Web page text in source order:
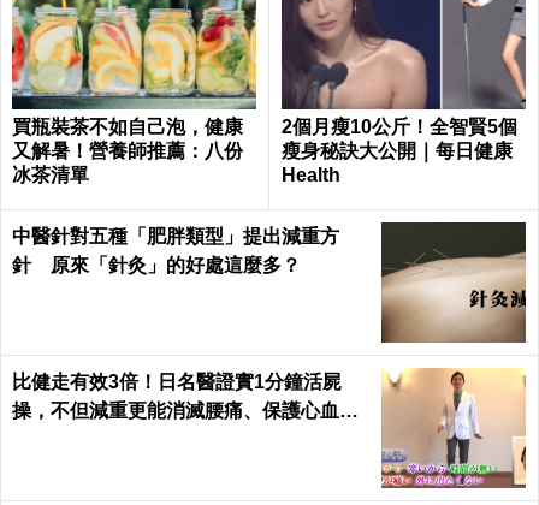
買瓶裝茶不如自己泡，健康
又解暑！營養師推薦：八份
冰茶清單
2個月瘦10公斤！全智賢5個
瘦身秘訣大公開｜每日健康
Health
中醫針對五種「肥胖類型」提出減重方
針 原來「針灸」的好處這麼多？
比健走有效3倍！日名醫證實1分鐘活屍
操，不但減重更能消滅腰痛、保護心血管